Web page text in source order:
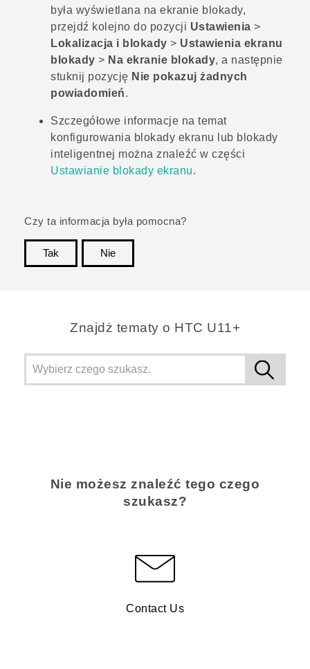
była wyświetlana na ekranie blokady,
przejdź kolejno do pozycji Ustawienia >
Lokalizacja i blokady > Ustawienia ekranu
blokady > Na ekranie blokady, a następnie
stuknij pozycję Nie pokazuj żadnych
powiadomień.
Szczegółowe informacje na temat
konfigurowania blokady ekranu lub blokady
inteligentnej można znaleźć w części
Ustawianie blokady ekranu.
Czy ta informacja była pomocna?
Tak
Nie
Znajdż tematy o HTC U11+
Nie możesz znaleźć tego czego
szukasz?
Contact Us